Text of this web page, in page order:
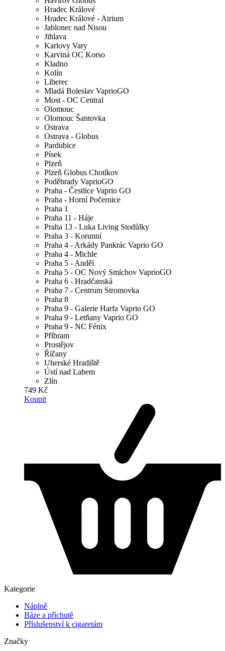
Hradec Králové
Hradec Králové - Atrium
Jablonec nad Nisou
Jihlava
Karlovy Vary
Karviná OC Korso
Kladno
Kolín
Liberec
Mladá Boleslav VaprioGO
Most - OC Central
Olomouc
Olomouc Šantovka
Ostrava
Ostrava - Globus
Pardubice
Písek
Plzeň
Plzeň Globus Chotíkov
Poděbrady VaprioGO
Praha - Čestlice Vaprio GO
Praha - Horní Počernice
Praha 1
Praha 11 - Háje
Praha 13 - Luka Living Stodůlky
Praha 3 - Korunní
Praha 4 - Arkády Pankrác Vaprio GO
Praha 4 - Michle
Praha 5 - Anděl
Praha 5 - OC Nový Smíchov VaprioGO
Praha 6 - Hradčanská
Praha 7 - Centrum Stromovka
Praha 8
Praha 9 - Galerie Harfa Vaprio GO
Praha 9 - Letňany Vaprio GO
Praha 9 - NC Fénix
Příbram
Prostějov
Říčany
Uherské Hradiště
Ústí nad Labem
Zlín
749 Kč
Koupit
Kategorie
Náplně
Báze a příchutě
Příslušenství k cigaretám
Značky